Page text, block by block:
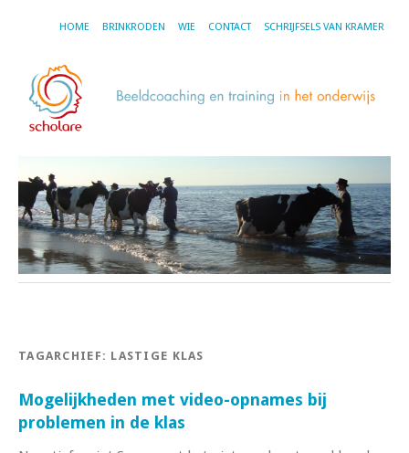
HOME BRINKRODEN WIE CONTACT SCHRIJFSELS VAN KRAMER
TAGARCHIEF: LASTIGE KLAS
Mogelijkheden met video-opnames bij
problemen in de klas